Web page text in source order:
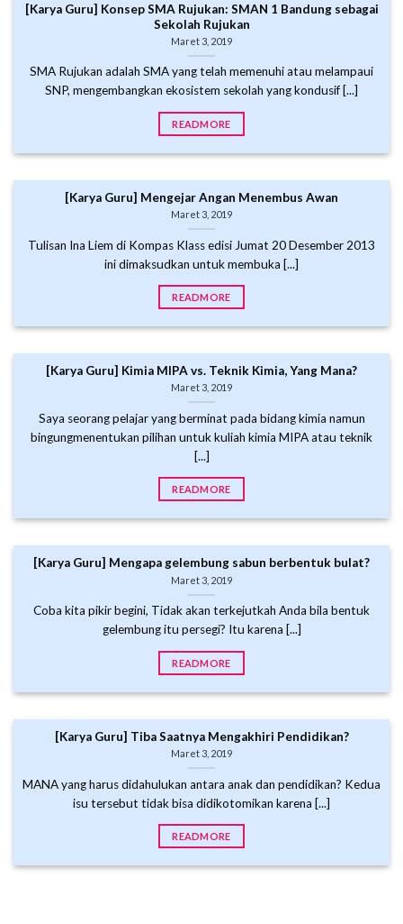
[Karya Guru] Konsep SMA Rujukan: SMAN 1 Bandung sebagai
Sekolah Rujukan
Maret 3, 2019
SMA Rujukan adalah SMA yang telah memenuhi atau melampaui
SNP, mengembangkan ekosistem sekolah yang kondusif [...]
READMORE
[Karya Guru] Mengejar Angan Menembus Awan
Maret 3, 2019
Tulisan Ina Liem di Kompas Klass edisi Jumat 20 Desember 2013
ini dimaksudkan untuk membuka [...]
READMORE
[Karya Guru] Kimia MIPA vs. Teknik Kimia, Yang Mana?
Maret 3, 2019
Saya seorang pelajar yang berminat pada bidang kimia namun
bingungmenentukan pilihan untuk kuliah kimia MIPA atau teknik
[...]
READMORE
[Karya Guru] Mengapa gelembung sabun berbentuk bulat?
Maret 3, 2019
Coba kita pikir begini, Tidak akan terkejutkah Anda bila bentuk
gelembung itu persegi? Itu karena [...]
READMORE
[Karya Guru] Tiba Saatnya Mengakhiri Pendidikan?
Maret 3, 2019
MANA yang harus didahulukan antara anak dan pendidikan? Kedua
isu tersebut tidak bisa didikotomikan karena [...]
READMORE